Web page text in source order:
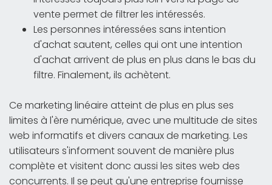
vente permet de filtrer les intéressés.
Les personnes intéressées sans intention
d'achat sautent, celles qui ont une intention
d'achat arrivent de plus en plus dans le bas du
filtre. Finalement, ils achètent.
Ce marketing linéaire atteint de plus en plus ses
limites à l'ère numérique, avec une multitude de sites
web informatifs et divers canaux de marketing. Les
utilisateurs s'informent souvent de manière plus
complète et visitent donc aussi les sites web des
concurrents. Il se peut qu'une entreprise fournisse